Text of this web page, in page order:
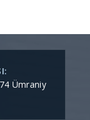
Ümraniy